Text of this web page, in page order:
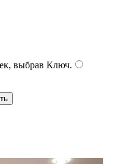
выбрав Ключ.